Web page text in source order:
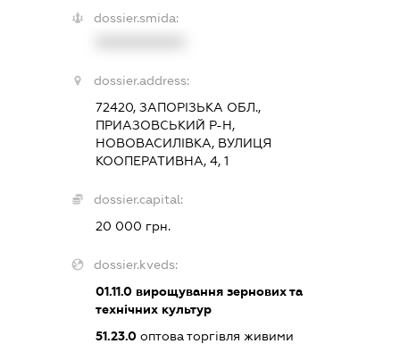
dossier.smida:
dossier.address:
72420, ЗАПОРІЗЬКА ОБЛ.,
ПРИАЗОВСЬКИЙ Р-Н,
НОВОВАСИЛІВКА, ВУЛИЦЯ
КООПЕРАТИВНА, 4, 1
dossier.capital:
20 000 грн.
dossier.kveds:
01.11.0 вирощування зернових та
технічних культур
51.23.0 оптова торгівля живими